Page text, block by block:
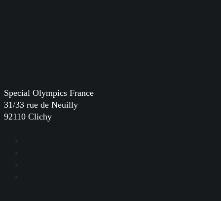
Special Olympics France
31/33 rue de Neuilly
92110 Clichy